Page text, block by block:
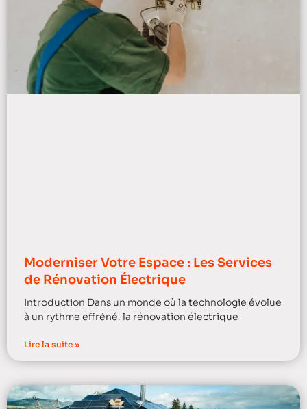
Moderniser Votre Espace : Les Services
de Rénovation Électrique
Introduction Dans un monde où la technologie évolue
à un rythme effréné, la rénovation électrique
Lire la suite »